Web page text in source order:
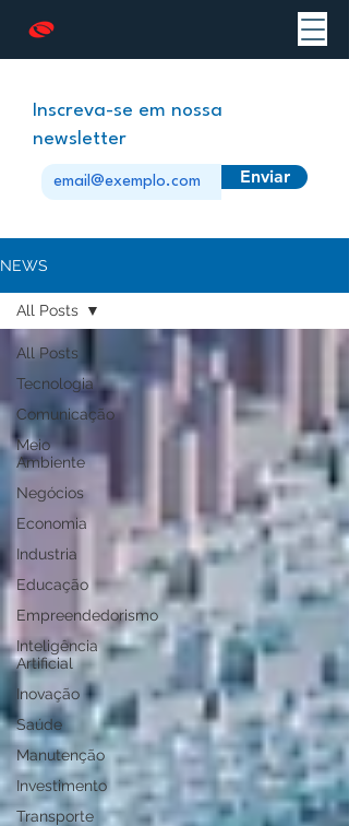
Inscreva-se em nossa
newsletter
Enviar
NEWS
All Posts
Tecnologia
Comunicação
Meio
Ambiente
Negócios
Economia
Industria
Educação
Empreendedorismo
Inteligência
Artificial
Inovação
Saúde
Manutenção
Investimento
Transporte
All Posts